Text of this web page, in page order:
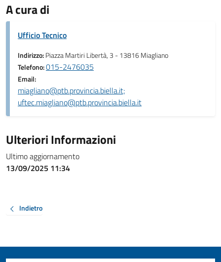
A cura di
Ufficio Tecnico
Indirizzo:Piazza Martiri Libertà, 3 - 13816 Miagliano
Telefono:015-2476035
Email:
miagliano@ptb.provincia.biella.it;
uftec.miagliano@ptb.provincia.biella.it
Ulteriori Informazioni
Ultimo aggiornamento
13/09/2025 11:34
Indietro